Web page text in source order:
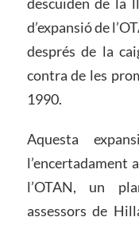
d’expansió de
després de la
contra de les
1990.
Aquesta
l’encertadament
l’OTAN, un
assessors de